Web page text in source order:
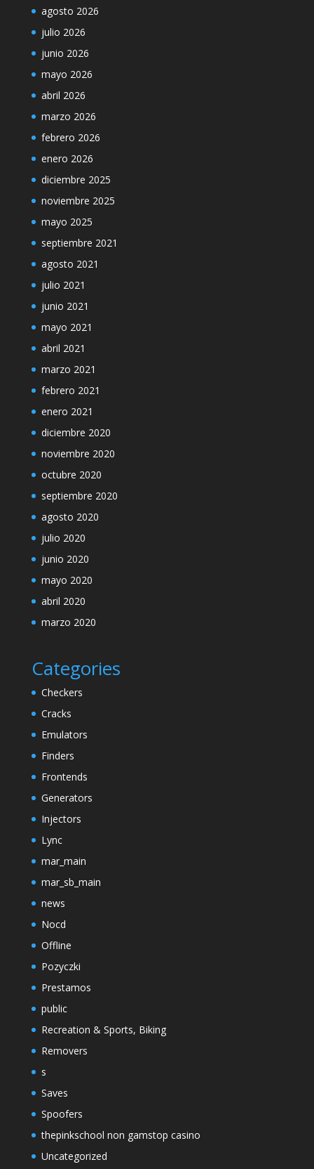
agosto 2026
julio 2026
junio 2026
mayo 2026
abril 2026
marzo 2026
febrero 2026
enero 2026
diciembre 2025
noviembre 2025
mayo 2025
septiembre 2021
agosto 2021
julio 2021
junio 2021
mayo 2021
abril 2021
marzo 2021
febrero 2021
enero 2021
diciembre 2020
noviembre 2020
octubre 2020
septiembre 2020
agosto 2020
julio 2020
junio 2020
mayo 2020
abril 2020
marzo 2020
Categories
Checkers
Cracks
Emulators
Finders
Frontends
Generators
Injectors
Lync
mar_main
mar_sb_main
news
Nocd
Offline
Pozyczki
Prestamos
public
Recreation & Sports, Biking
Removers
s
Saves
Spoofers
thepinkschool non gamstop casino
Uncategorized